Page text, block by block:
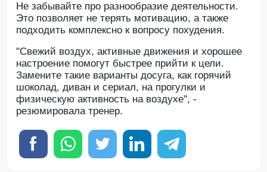
Не забывайте про разнообразие деятельности.
Это позволяет не терять мотивацию, а также
подходить комплексно к вопросу похудения.
"Свежий воздух, активные движения и хорошее
настроение помогут быстрее прийти к цели.
Замените такие варианты досуга, как горячий
шоколад, диван и сериал, на прогулки и
физическую активность на воздухе", -
резюмировала тренер.